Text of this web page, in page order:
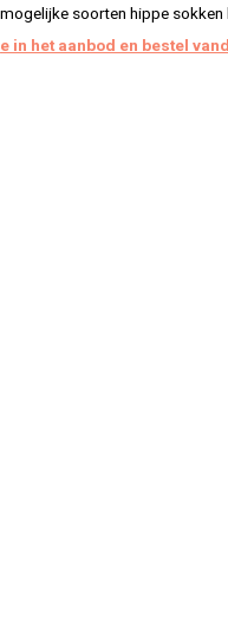
soorten hippe sokken
in het aanbod en bestel